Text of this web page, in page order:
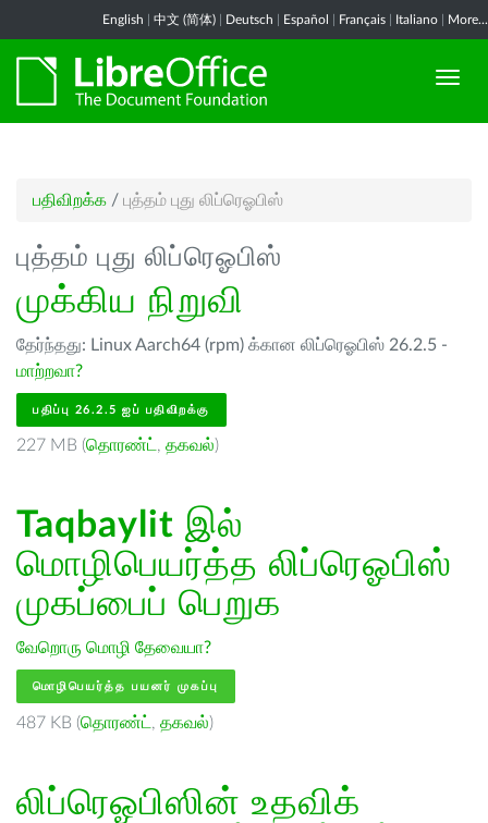
English 中文 (简体) Deutsch Español Français Italiano More...
பதிவிறக்க / புத்தம் புது லிப்ரெஓபிஸ்
புத்தம் புது லிப்ரெஓபிஸ்
முக்கிய நிறுவி
தேர்ந்தது: Linux Aarch64 (rpm) க்கான லிப்ரெஓபிஸ் 26.2.5 -
மாற்றவா?
பதிப்பு 26.2.5 ஐப் பதிவிறக்கு
227 MB (தொரண்ட் , தகவல்)
Taqbaylit இல்
மொழிபெயர்த்த லிப்ரெஓபிஸ்
முகப்பைப் பெறுக
வேறொரு மொழி தேவையா?
மொழிபெயர்த்த பயனர் முகப்பு
487 KB (தொரண்ட் , தகவல்)
லிப்ரெஓபிஸின் உதவிக்